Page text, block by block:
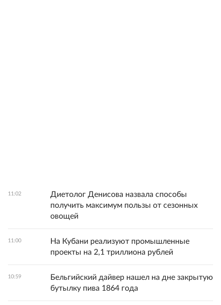
11:02
Диетолог Денисова назвала способы
получить максимум пользы от сезонных
овощей
11:00
На Кубани реализуют промышленные
проекты на 2,1 триллиона рублей
10:59
Бельгийский дайвер нашел на дне закрытую
бутылку пива 1864 года